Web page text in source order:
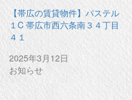
ン
ド
ウ
で
ま
す
)
だ
さ
い
(
い
ウ
【帯広の賃貸物件】パステル
１C 帯広市西六条南３４丁目
４１
2025年3月12日
お知らせ